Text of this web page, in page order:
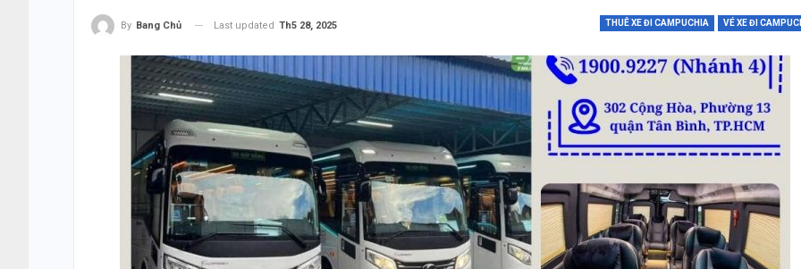
THUÊ XE ĐI CAMPUCHIA VÉ XE ĐI
By Bang Chủ Last updated Th5 28, 2025